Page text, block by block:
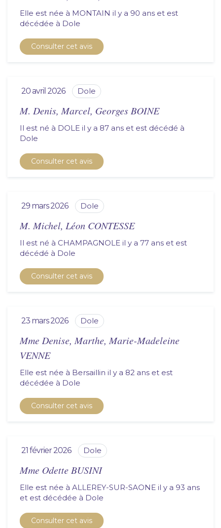
Elle est née à MONTAIN il y a 90 ans et est
décédée à
dole
Consulter cet avis
20 avril 2026 dole
M. Denis, Marcel, Georges BOINE
Il est né à DOLE il y a 87 ans et est décédé à
dole
Consulter cet avis
29 mars 2026 dole
M. Michel, Léon CONTESSE
Il est né à CHAMPAGNOLE il y a 77 ans et est
décédé à
dole
Consulter cet avis
23 mars 2026 dole
Mme Denise, Marthe, Marie-Madeleine
VENNE
Elle est née à Bersaillin il y a 82 ans et est
décédée à
dole
Consulter cet avis
21 février 2026 dole
Mme Odette BUSINI
Elle est née à ALLEREY-SUR-SAONE il y a 93 ans
et est décédée à
dole
Consulter cet avis